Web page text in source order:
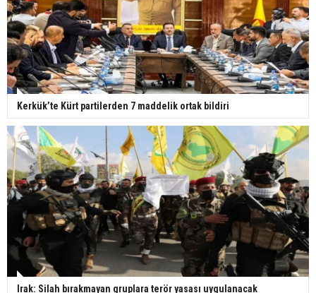
Kerkük’te Kürt partilerden 7 maddelik ortak bildiri
Irak: Silah bırakmayan gruplara terör yasası uygulanacak